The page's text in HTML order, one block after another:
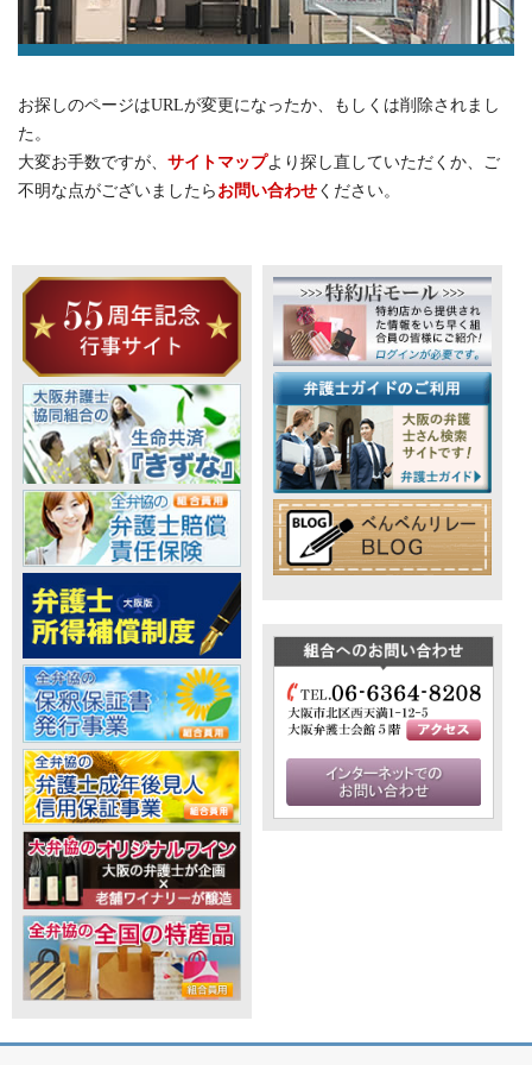
お探しのページはURLが変更になったか、もしくは削除されまし
た。
大変お手数ですが、 サイトマップより探し直していただくか、ご
不明な点がございましたら お問い合わせ ください。